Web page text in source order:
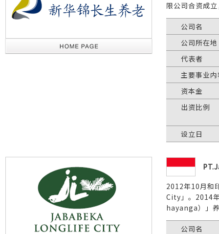
限公司合资成
公司名
公司所在地
代表者
主要事业
资本金
出资比例
设立日
2012年10月和
City」。2014
hayanga）」
公司名